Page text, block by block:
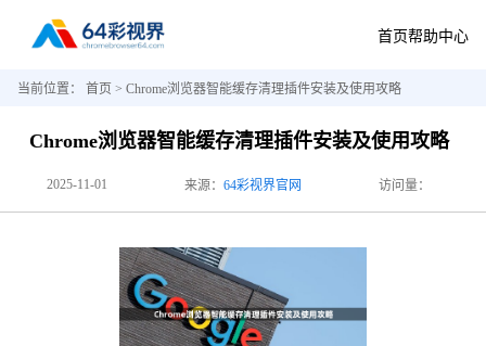
首页帮助中心
当前位置： 首页 > Chrome浏览器智能缓存清理插件安装及使用攻略
Chrome浏览器智能缓存清理插件安装及使用攻略
2025-11-01 来源： 64彩视界官网 访问量：